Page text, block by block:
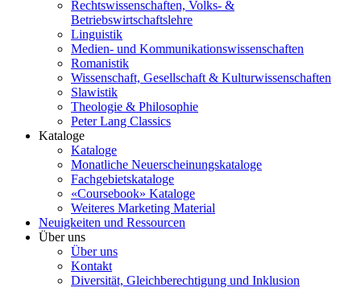
Rechtswissenschaften, Volks- &
Betriebswirtschaftslehre
Linguistik
Medien- und Kommunikationswissenschaften
Romanistik
Wissenschaft, Gesellschaft & Kulturwissenschaften
Slawistik
Theologie & Philosophie
Peter Lang Classics
Kataloge
Kataloge
Monatliche Neuerscheinungskataloge
Fachgebietskataloge
«Coursebook» Kataloge
Weiteres Marketing Material
Neuigkeiten und Ressourcen
Über uns
Über uns
Kontakt
Diversität, Gleichberechtigung und Inklusion